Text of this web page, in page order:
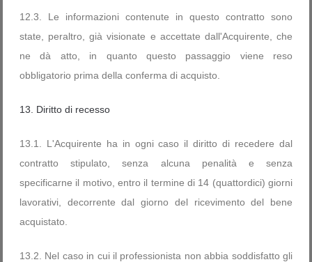
12.3. Le informazioni contenute in questo contratto sono
state, peraltro, già visionate e accettate dall'Acquirente, che
ne dà atto, in quanto questo passaggio viene reso
obbligatorio prima della conferma di acquisto.
13. Diritto di recesso
13.1. L'Acquirente ha in ogni caso il diritto di recedere dal
contratto stipulato, senza alcuna penalità e senza
specificarne il motivo, entro il termine di 14 (quattordici) giorni
lavorativi, decorrente dal giorno del ricevimento del bene
acquistato.
13.2. Nel caso in cui il professionista non abbia soddisfatto gli